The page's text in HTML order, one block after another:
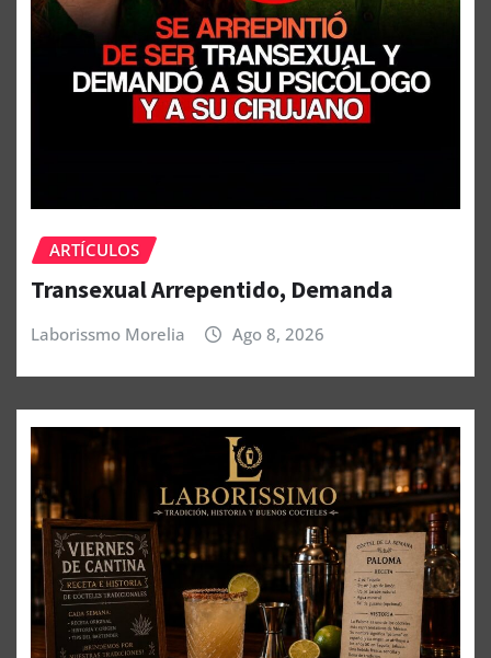
ARTÍCULOS
Transexual Arrepentido, Demanda
Laborissmo Morelia Ago 8, 2026